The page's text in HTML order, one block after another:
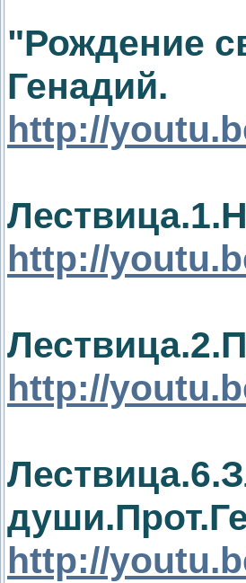
"Рождение
Генадий.
http://
http://
http://
http://